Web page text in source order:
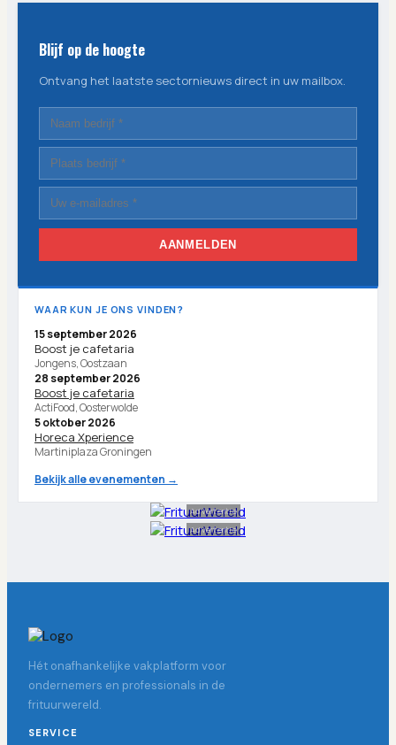
Blijf op de hoogte
Ontvang het laatste sectornieuws direct in uw mailbox.
AANMELDEN
WAAR KUN JE ONS VINDEN?
15 september 2026
Boost je cafetaria
Jongens, Oostzaan
28 september 2026
Boost je cafetaria
ActiFood, Oosterwolde
5 oktober 2026
Horeca Xperience
Martiniplaza Groningen
Bekijk alle evenementen →
Advertentie
Advertentie
Hét onafhankelijke vakplatform voor
ondernemers en professionals in de
frituurwereld.
SERVICE